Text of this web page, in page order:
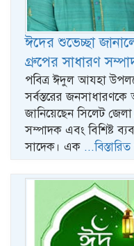
ঈদের শুভেচ্ছা
গ্রুপের সাধারণ
পবিত্র ঈদুল আযহা
সর্বস্তরের
জানিয়েছেন সিলেট
সম্পাদক এবং বিশিষ্ট
সাদেক। এক